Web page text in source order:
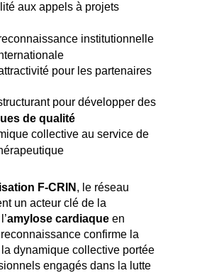
aux appels à projets
institutionnelle
pour les partenaires
pour développer des
de qualité
collective au service de
F-CRIN , le réseau
un acteur clé de la
amylose cardiaque en
confirme la
dynamique collective portée
engagés dans la lutte